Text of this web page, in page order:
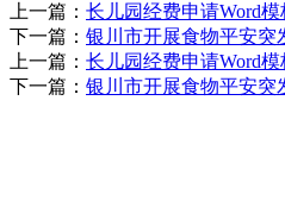
上一篇： 长儿园经费申请Word模
下一篇： 银川市开展食物平安突
上一篇： 长儿园经费申请Word模
下一篇： 银川市开展食物平安突